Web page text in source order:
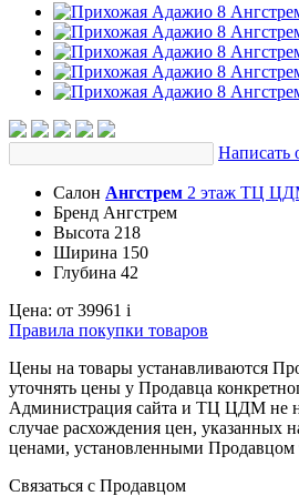
Написать
Салон Ангстрем 2 этаж ТЦ
Бренд Ангстрем
Высота 218
Ширина 150
Глубина 42
Цена: от 39961 i
Правила покупки товаров
Цены на товары устанавливаются
уточнять цены у Продавца
Администрация сайта и ТЦ ЦДМ не
случае расхождения цен, указанных
ценами, установленными Продавцом
Связаться с Продавцом